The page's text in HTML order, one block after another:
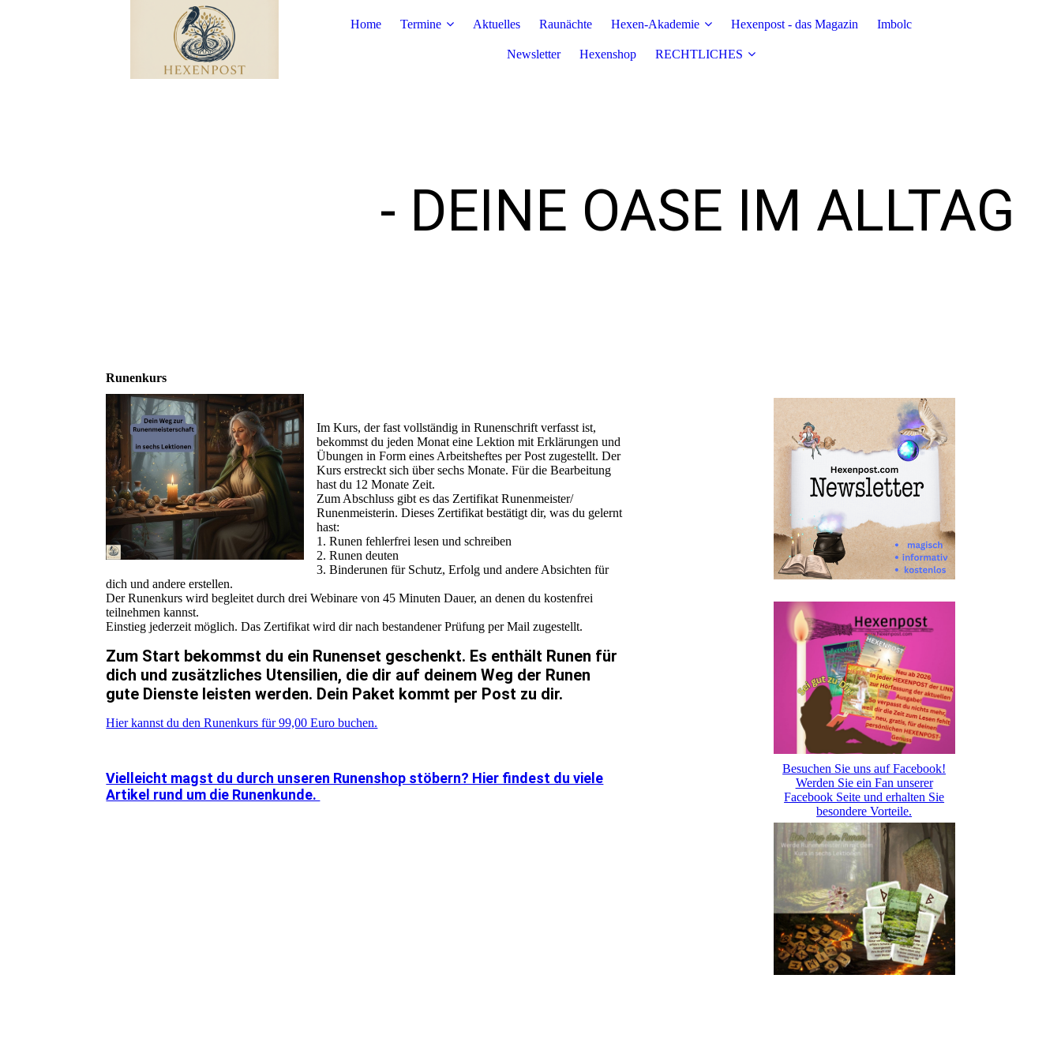
Home Termine Aktuelles Raunächte Hexen-Akademie Hexenpost - das Magazin Imbolc
Newsletter Hexenshop RECHTLICHES
- DEINE OASE IM ALLTAG
Runenkurs
Im Kurs, der fast vollständig in Runenschrift verfasst ist,
bekommst du jeden Monat eine Lektion mit Erklärungen und
Übungen in Form eines Arbeitsheftes per Post zugestellt. Der
Kurs erstreckt sich über sechs Monate. Für die Bearbeitung
hast du 12 Monate Zeit.
Zum Abschluss gibt es das Zertifikat Runenmeister/
Runenmeisterin. Dieses Zertifikat bestätigt dir, was du gelernt
hast:
1. Runen fehlerfrei lesen und schreiben
2. Runen deuten
3. Binderunen für Schutz, Erfolg und andere Absichten für
dich und andere erstellen.
Der Runenkurs wird begleitet durch drei Webinare von 45 Minuten Dauer, an denen du kostenfrei
teilnehmen kannst.
Einstieg jederzeit möglich. Das Zertifikat wird dir nach bestandener Prüfung per Mail zugestellt.
Zum Start bekommst du ein Runenset geschenkt. Es enthält Runen für
dich und zusätzliches Utensilien, die dir auf deinem Weg der Runen
gute Dienste leisten werden. Dein Paket kommt per Post zu dir.
Hier kannst du den Runenkurs für 99,00 Euro buchen.
Vielleicht magst du durch unseren Runenshop stöbern? Hier findest du viele
Artikel rund um die Runenkunde.
Besuchen Sie uns auf Facebook!
Werden Sie ein Fan unserer
Facebook Seite und erhalten Sie
besondere Vorteile.